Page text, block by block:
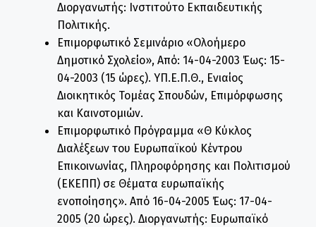
Διοργανωτής: Ινστιτούτο Εκπαιδευτικής
Πολιτικής.
Επιμορφωτικό Σεμινάριο «Ολοήμερο
Δημοτικό Σχολείο», Από: 14-04-2003 Έως: 15-
04-2003 (15 ώρες). ΥΠ.Ε.Π.Θ., Ενιαίος
Διοικητικός Τομέας Σπουδών, Επιμόρφωσης
και Καινοτομιών.
Επιμορφωτικό Πρόγραμμα «Θ΄ Κύκλος
Διαλέξεων του Ευρωπαϊκού Κέντρου
Επικοινωνίας, Πληροφόρησης και Πολιτισμού
(ΕΚΕΠΠ) σε Θέματα ευρωπαϊκής
ενοποίησης». Από 16-04-2005 Έως: 17-04-
2005 (20 ώρες). Διοργανωτής: Ευρωπαϊκό